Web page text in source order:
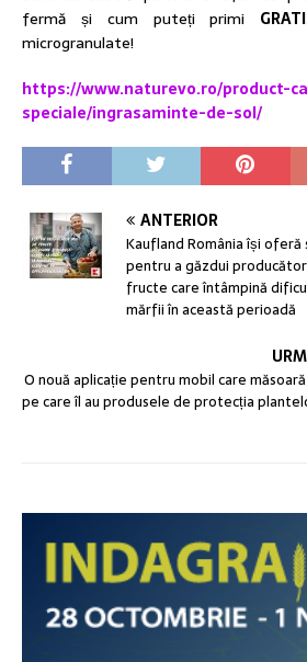
fermă și cum puteți primi
microgranulate!
https://www.naturevo.ro/product-
speciale/ingrasaminte-de-sol/
ANTERIOR
Kaufland România își oferă
pentru a găzdui
fructe care întâmpină
mărfii în această perioadă
O nouă aplicație pentru mobil care
pe care îl au produsele de protecția